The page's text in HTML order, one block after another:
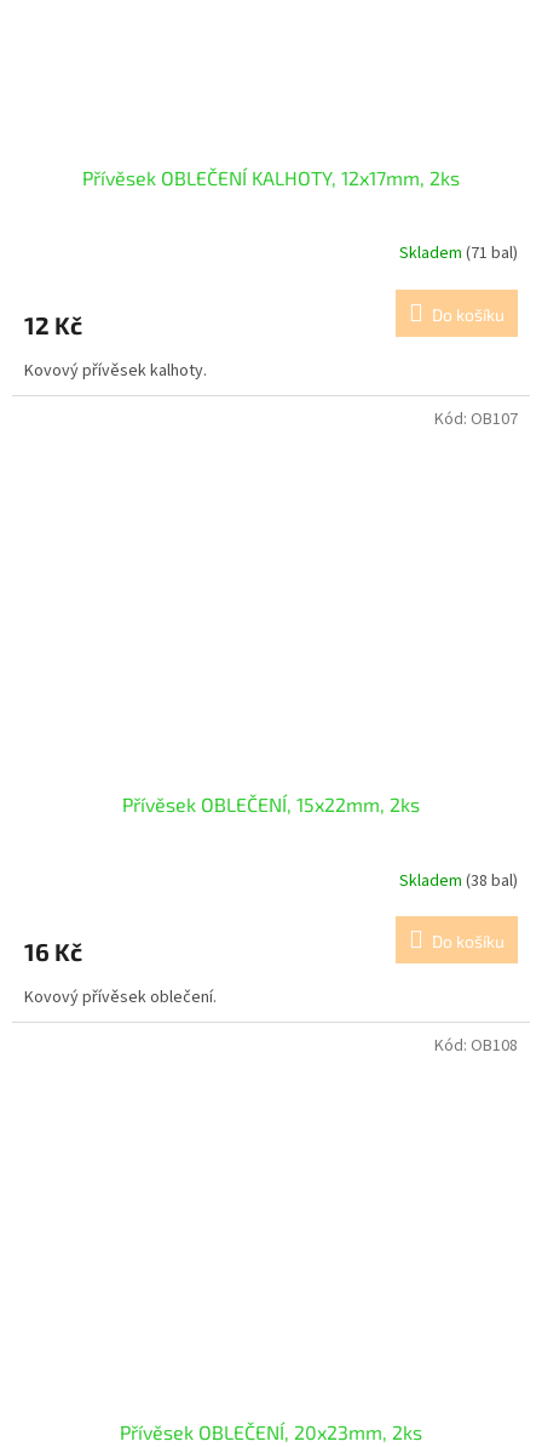
Přívěsek OBLEČENÍ KALHOTY, 12x17mm, 2ks
Skladem (71 bal)
12 Kč Do košíku
Kovový přívěsek kalhoty.
Přívěsek OBLEČENÍ, 15x22mm, 2ks
Skladem (38 bal)
16 Kč Do košíku
Kovový přívěsek oblečení.
Kód: OB107
Přívěsek OBLEČENÍ, 20x23mm, 2ks
Kód: OB108